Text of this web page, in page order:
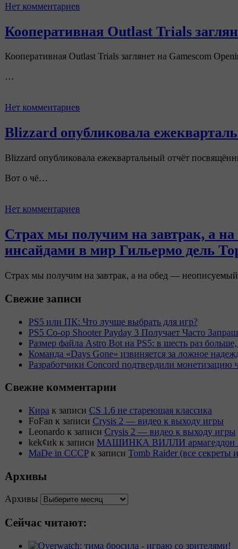
Нет комментариев
Кооперативная Outlast Trials
Кооперативная Outlast Trials заглянет на Gamescom
…
Нет комментариев
Blizzard опубликовала
Blizzard опубликовала ежеквартальный отчёт
Вот о чё…
Нет комментариев
Страх мы получим на завтрак, а
инсайдами в мир Гильермо дель
Страх мы получим на завтрак, а на обед —
Свежие записи
PS5 или ПК: Что лучше выбрать для игр?
PS5 Co-op Shooter Payday 3 Получает Часто
Размер файла Astro Bot на PS5: в шесть раз
Команда «Days Gone» извиняется за ложное
Разработчики Concord подтвердили монетизацию
Свежие комментарии
Кира к записи CS 1.6 не стареющая классика
FoFan к записи Crysis 2 — видео к выходу игры
Leonardo к записи Crysis 2 — видео к выходу игры
kek¢иk к записи МАШИНКА ВИЛЛИ армагеддон
MaDe in CCCP к записи Tomb Raider (все
Архивы
Архивы
Сейчас читают: